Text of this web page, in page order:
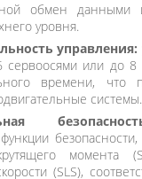
обмен
уровня.
управления:
сервоосями или до
времени, что
системы.
момента
(SLS),